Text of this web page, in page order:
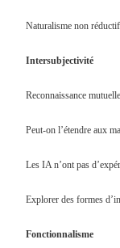
Naturalisme non réductif.
Intersubjectivité
Reconnaissance
Peut-on l’étendre aux
Les IA n’ont pas
Explorer des formes
Fonctionnalisme